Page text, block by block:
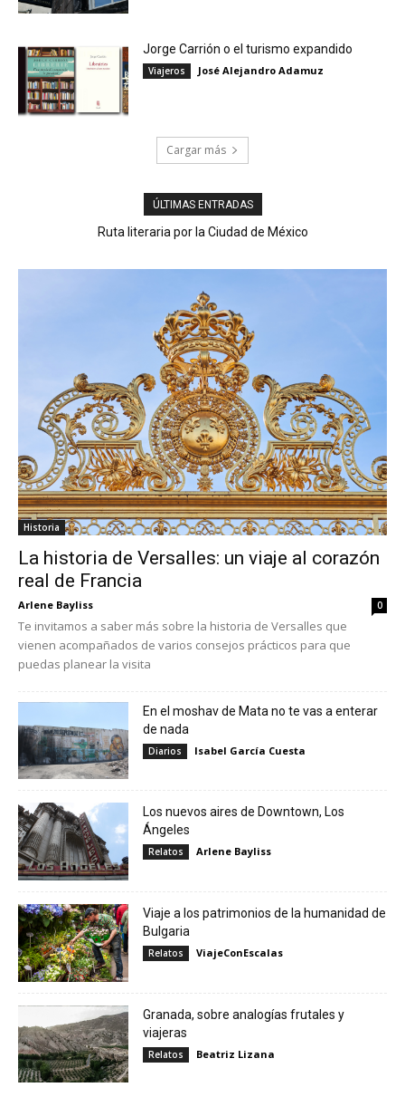
Jorge Carrión o el turismo expandido
Viajeros José Alejandro Adamuz
Cargar más
ÚLTIMAS ENTRADAS
Ruta literaria por la Ciudad de México
Historia
La historia de Versalles: un viaje al corazón
real de Francia
Arlene Bayliss 0
Te invitamos a saber más sobre la historia de Versalles que
vienen acompañados de varios consejos prácticos para que
puedas planear la visita
En el moshav de Mata no te vas a enterar
de nada
Diarios Isabel García Cuesta
Los nuevos aires de Downtown, Los
Ángeles
Relatos Arlene Bayliss
Viaje a los patrimonios de la humanidad de
Bulgaria
Relatos ViajeConEscalas
Granada, sobre analogías frutales y
viajeras
Relatos Beatriz Lizana